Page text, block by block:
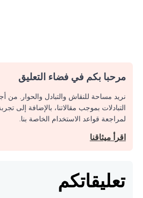
مرحبا بكم في فضاء التعليق
نريد مساحة للنقاش والتبادل والحوار. من
التبادلات بموجب مقالاتنا، بالإضافة إلى
لمراجعة قواعد الاستخدام الخاصة بنا.
اقرأ ميثاقنا
تعليقاتكم